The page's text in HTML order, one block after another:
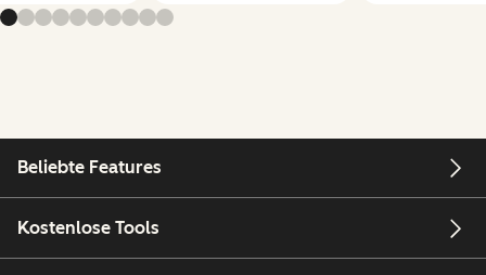
Beliebte Features
Kostenlose Tools